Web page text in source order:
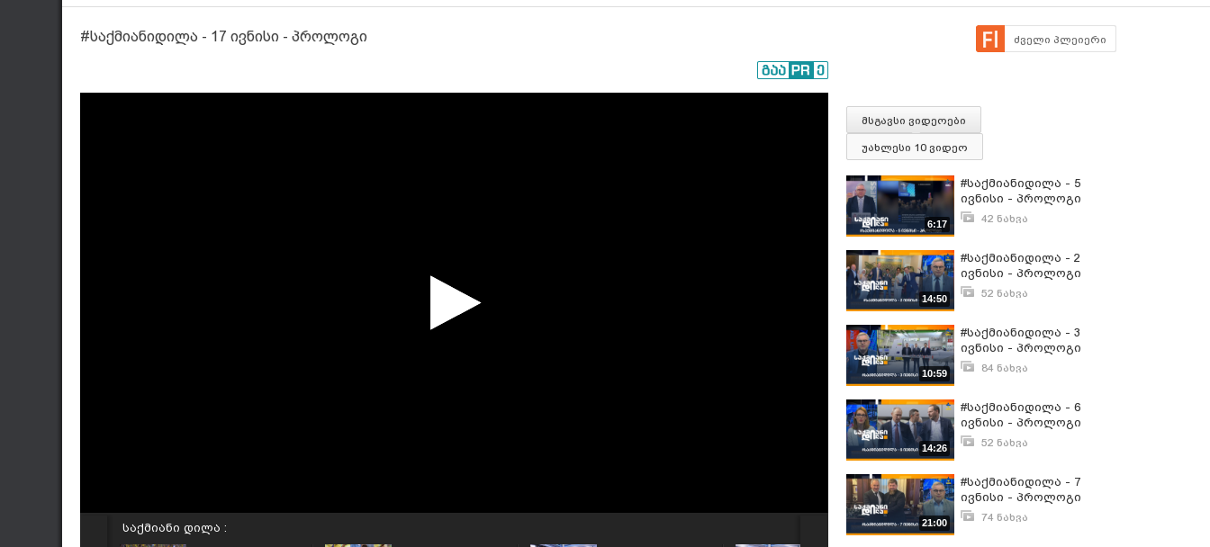
#საქმიანიდილა - 17 ივნისი - პროლოგი ძველი პლეიერი
საქმიანი დილა :
მსგავსი ვიდეოები
უახლესი 10 ვიდეო
6:17
#საქმიანიდილა - 5
ივნისი - პროლოგი
42 ნახვა
14:50
#საქმიანიდილა - 2
ივნისი - პროლოგი
52 ნახვა
10:59
#საქმიანიდილა - 3
ივნისი - პროლოგი
84 ნახვა
14:26
#საქმიანიდილა - 6
ივნისი - პროლოგი
52 ნახვა
21:00
#საქმიანიდილა - 7
ივნისი - პროლოგი
74 ნახვა